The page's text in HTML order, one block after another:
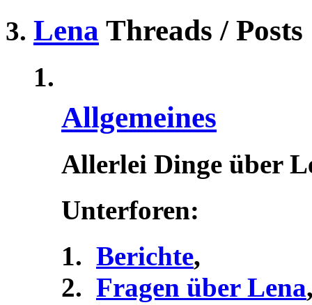
Lena Threads / Posts
Allgemeines
Allerlei Dinge über
Unterforen:
Berichte,
Fragen über Lena